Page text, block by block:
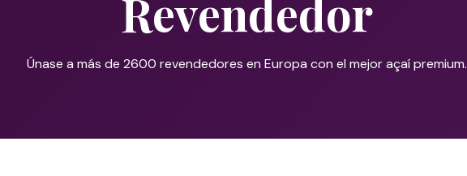
Revendedor
Únase a más de 2600 revendedores en Europa con el mejor açaí premium.